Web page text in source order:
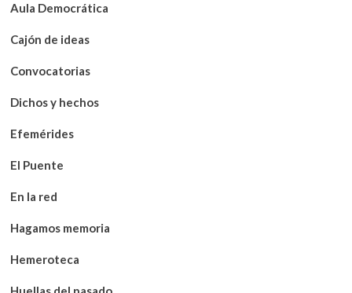
Aula Democrática
Cajón de ideas
Convocatorias
Dichos y hechos
Efemérides
El Puente
En la red
Hagamos memoria
Hemeroteca